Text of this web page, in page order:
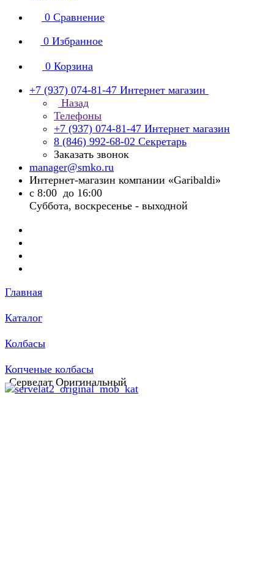
0 Сравнение
0 Избранное
0 Корзина
+7 (937) 074-81-47 Интернет магазин
Назад
Телефоны
+7 (937) 074-81-47 Интернет магазин
8 (846) 992-68-02 Секретарь
Заказать звонок
manager@smko.ru
Интернет-магазин компании «Garibaldi»
с 8:00 до 16:00
Суббота, воскресенье - выходной
Главная
Каталог
Колбасы
Копченые колбасы
Сервелат Оригинальный